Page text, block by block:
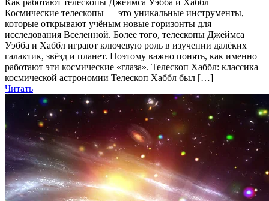
Космические телескопы — это уникальные инструменты,
которые открывают учёным новые горизонты для
исследования Вселенной. Более того, телескопы Джеймса
Уэбба и Хаббл играют ключевую роль в изучении далёких
галактик, звёзд и планет. Поэтому важно понять, как именно
работают эти космические «глаза». Телескоп Хаббл: классика
космической астрономии Телескоп Хаббл был […]
Читать